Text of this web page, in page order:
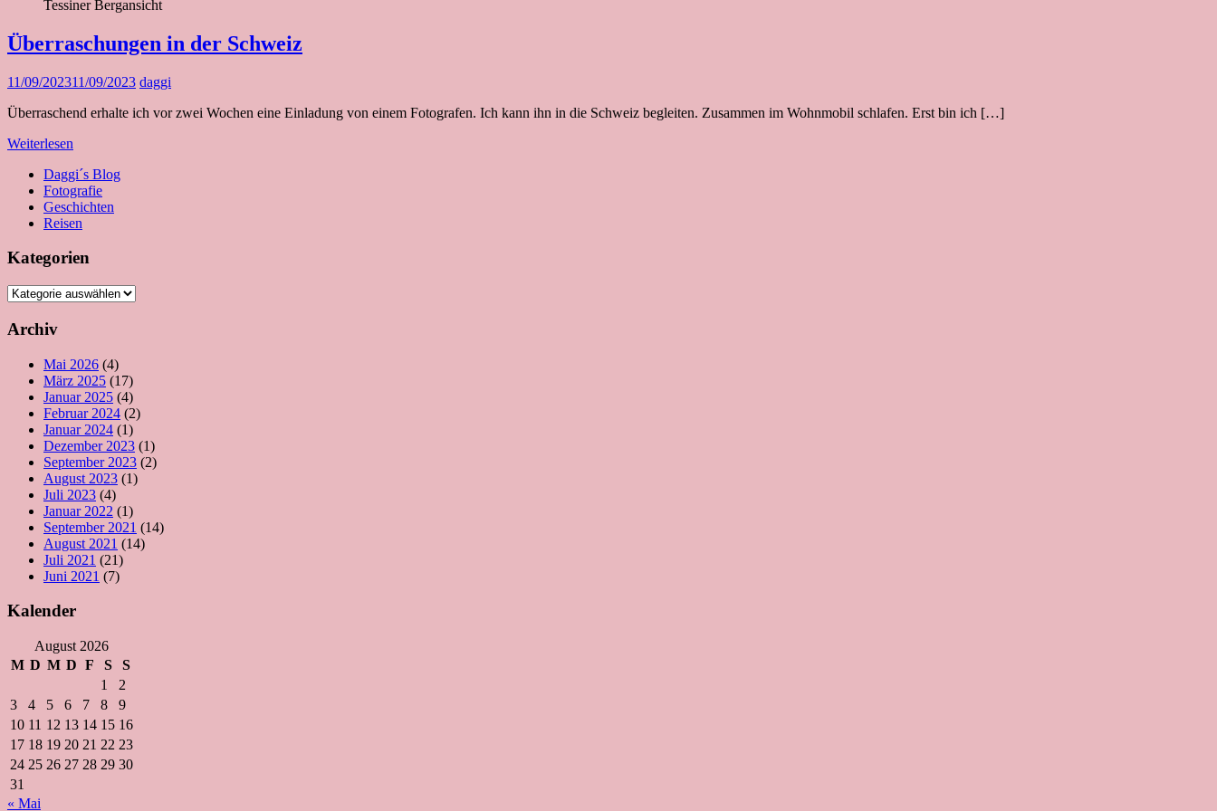
Tessiner Bergansicht
Überraschungen in der Schweiz
11/09/202311/09/2023 daggi
Überraschend erhalte ich vor zwei Wochen eine Einladung von einem Fotografen. Ich kann ihn in die Schweiz begleiten. Zusammen im Wohnmobil schlafen. Erst bin ich […]
Weiterlesen
Daggi´s Blog
Fotografie
Geschichten
Reisen
Kategorien
Kategorien
Archiv
Mai 2026 (4)
März 2025 (17)
Januar 2025 (4)
Februar 2024 (2)
Januar 2024 (1)
Dezember 2023 (1)
September 2023 (2)
August 2023 (1)
Juli 2023 (4)
Januar 2022 (1)
September 2021 (14)
August 2021 (14)
Juli 2021 (21)
Juni 2021 (7)
Kalender
August 2026
M D M D F S
S
1
2
3
4 5 6 7 8
9
10 11 12 13 14 15 16
17 18 19 20 21 22 23
24 25 26 27 28 29 30
31
« Mai